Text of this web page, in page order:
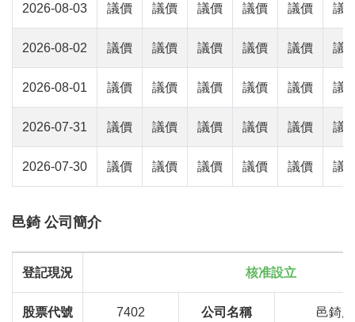
2026-08-03 議價 議價 議價 議價 議價 議
2026-08-02 議價 議價 議價 議價 議價 議
2026-08-01 議價 議價 議價 議價 議價 議
2026-07-31 議價 議價 議價 議價 議價 議
2026-07-30 議價 議價 議價 議價 議價 議
邑錡 公司簡介
登記現況 核准設立
股票代號 7402 公司名稱 邑錡